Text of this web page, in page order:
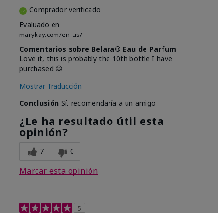
Comprador verificado
Evaluado en
marykay.com/en-us/
Comentarios sobre Belara® Eau de Parfum
Love it, this is probably the 10th bottle I have
purchased 😀
Mostrar Traducción
Conclusión Sí, recomendaría a un amigo
¿Le ha resultado útil esta
opinión?
7 0
Marcar esta opinión
5